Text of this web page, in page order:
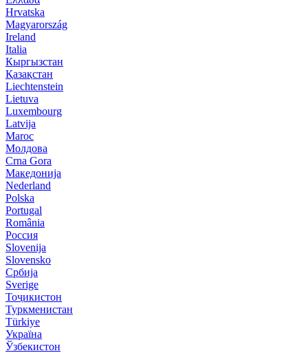
Hrvatska
Magyarország
Ireland
Italia
Кыргызстан
Қазақстан
Liechtenstein
Lietuva
Luxembourg
Latvija
Maroc
Молдова
Crna Gora
Македонија
Nederland
Polska
Portugal
România
Россия
Slovenija
Slovensko
Србија
Sverige
Тоҷикистон
Туркменистан
Türkiye
Україна
Ўзбекистон